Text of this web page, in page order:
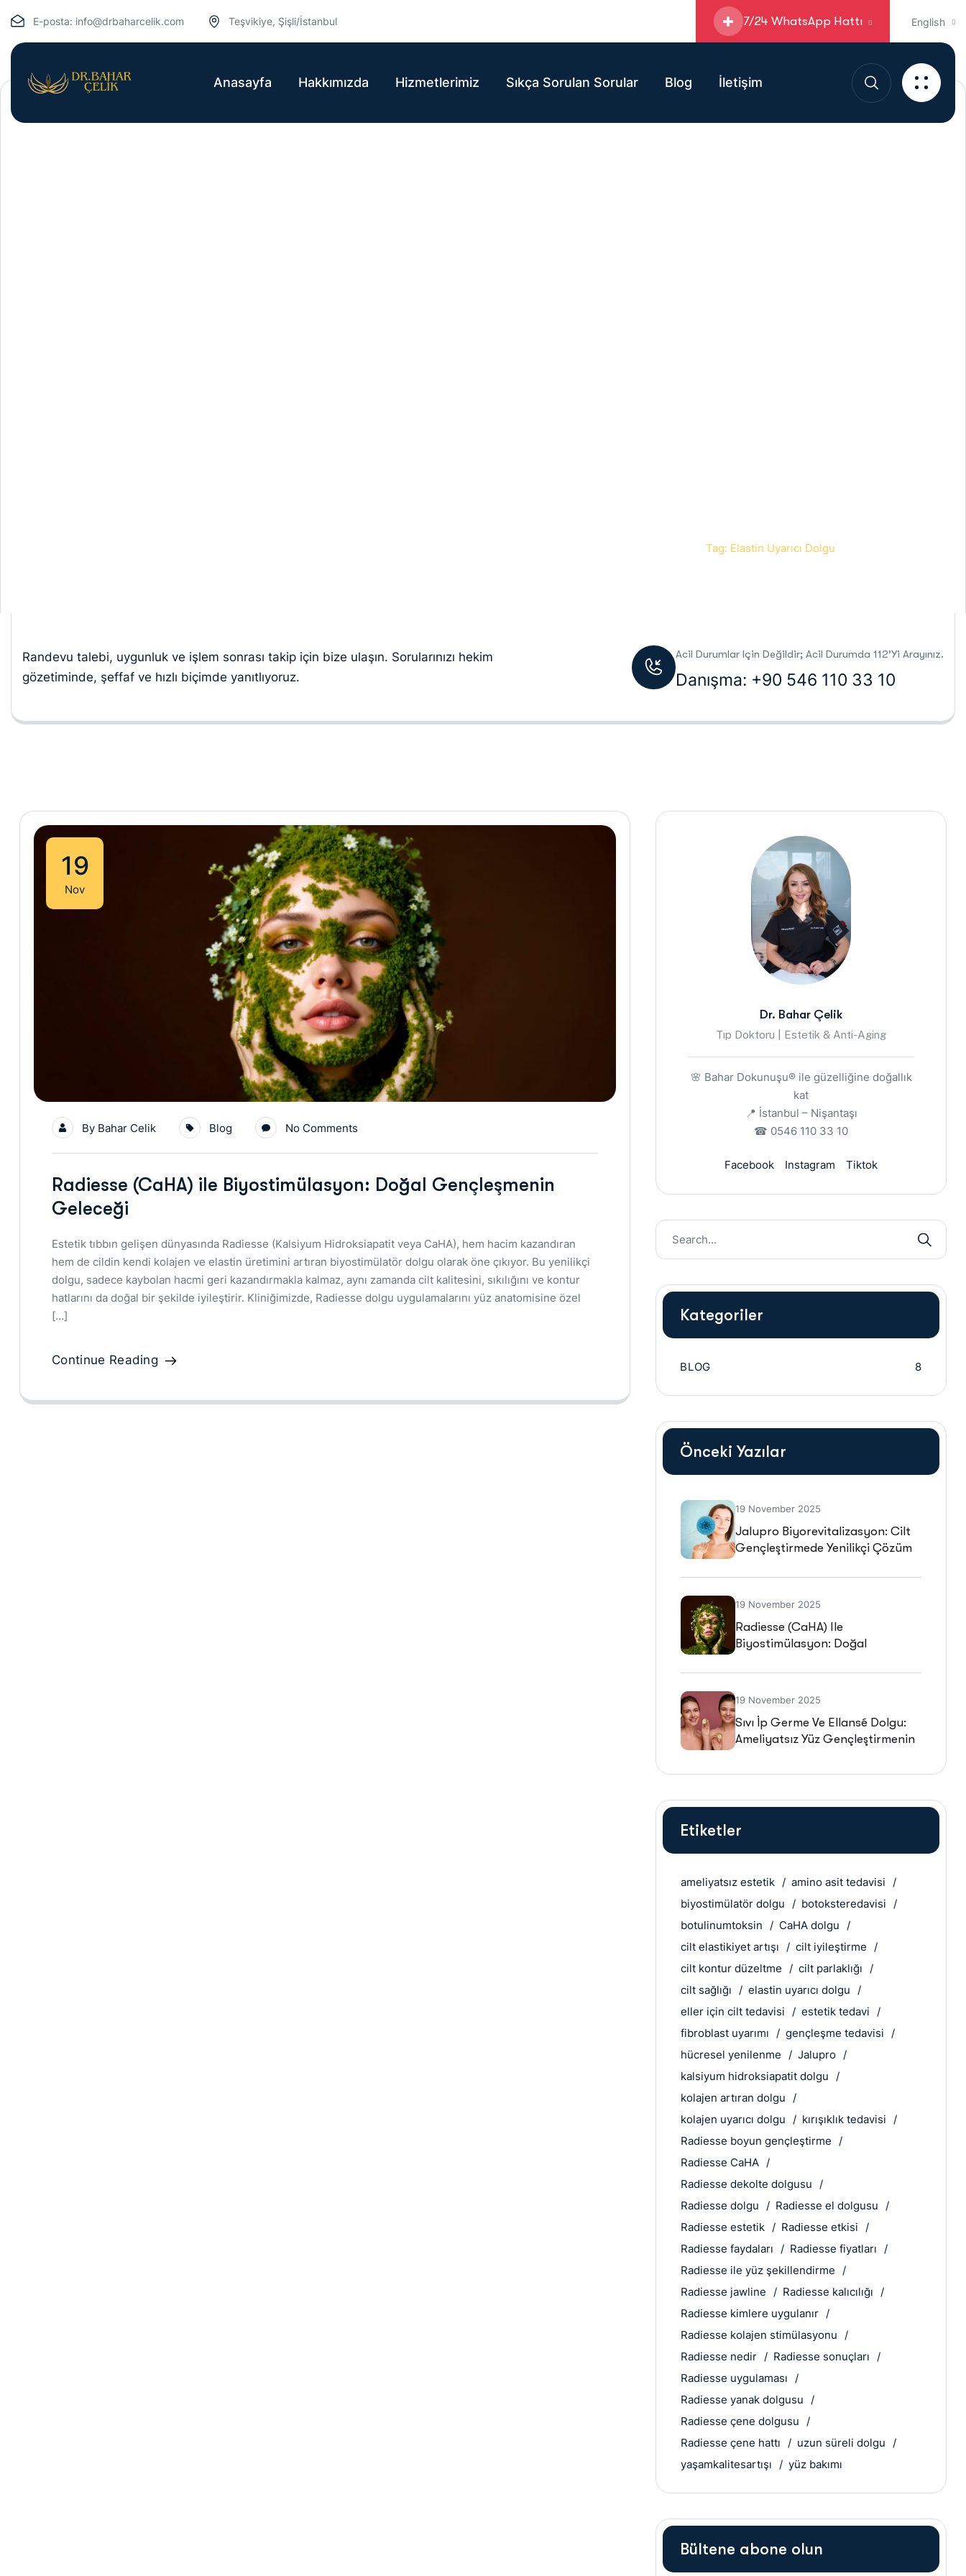
E-posta: info@drbaharcelik.com Teşvikiye, Şişli/İstanbul 7/24 WhatsApp Hattı English
Anasayfa Hakkımızda Hizmetlerimiz Sıkça Sorulan Sorular Blog İletişim
Tag: Elastin Uyarıcı Dolgu
Randevu talebi, uygunluk ve işlem sonrası takip için bize ulaşın. Sorularınızı hekim
gözetiminde, şeffaf ve hızlı biçimde yanıtlıyoruz.
Acil Durumlar Için Değildir; Acil Durumda 112’yi Arayınız.
Danışma: +90 546 110 33 10
19
Nov
By Bahar Celik Blog No Comments
Radiesse (CaHA) ile Biyostimülasyon: Doğal Gençleşmenin
Geleceği
Estetik tıbbın gelişen dünyasında Radiesse (Kalsiyum Hidroksiapatit veya CaHA), hem hacim kazandıran
hem de cildin kendi kolajen ve elastin üretimini artıran biyostimülatör dolgu olarak öne çıkıyor. Bu yenilikçi
dolgu, sadece kaybolan hacmi geri kazandırmakla kalmaz, aynı zamanda cilt kalitesini, sıkılığını ve kontur
hatlarını da doğal bir şekilde iyileştirir. Kliniğimizde, Radiesse dolgu uygulamalarını yüz anatomisine özel
[…]
Continue Reading
Dr. Bahar Çelik
Tıp Doktoru | Estetik & Anti-Aging
🌸 Bahar Dokunuşu® ile güzelliğine doğallık
kat
📍 İstanbul – Nişantaşı
☎ 0546 110 33 10
Facebook Instagram Tiktok
Kategoriler
BLOG 8
Önceki Yazılar
19 November 2025
Jalupro Biyorevitalizasyon: Cilt
Gençleştirmede Yenilikçi Çözüm
19 November 2025
Radiesse (CaHA) Ile
Biyostimülasyon: Doğal
19 November 2025
Sıvı İp Germe Ve Ellansé Dolgu:
Ameliyatsız Yüz Gençleştirmenin
Etiketler
ameliyatsız estetik
amino asit tedavisi
biyostimülatör dolgu
botoksteredavisi
botulinumtoksin
CaHA dolgu
cilt elastikiyet artışı
cilt iyileştirme
cilt kontur düzeltme
cilt parlaklığı
cilt sağlığı
elastin uyarıcı dolgu
eller için cilt tedavisi
estetik tedavi
fibroblast uyarımı
gençleşme tedavisi
hücresel yenilenme
Jalupro
kalsiyum hidroksiapatit dolgu
kolajen artıran dolgu
kolajen uyarıcı dolgu
kırışıklık tedavisi
Radiesse boyun gençleştirme
Radiesse CaHA
Radiesse dekolte dolgusu
Radiesse dolgu
Radiesse el dolgusu
Radiesse estetik
Radiesse etkisi
Radiesse faydaları
Radiesse fiyatları
Radiesse ile yüz şekillendirme
Radiesse jawline
Radiesse kalıcılığı
Radiesse kimlere uygulanır
Radiesse kolajen stimülasyonu
Radiesse nedir
Radiesse sonuçları
Radiesse uygulaması
Radiesse yanak dolgusu
Radiesse çene dolgusu
Radiesse çene hattı
uzun süreli dolgu
yaşamkalitesartışı
yüz bakımı
Bültene abone olun